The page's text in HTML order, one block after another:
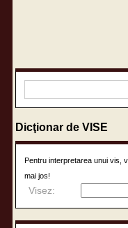
Dicţionar de VISE
Pentru interpretarea unui vis,
mai jos!
Visez: